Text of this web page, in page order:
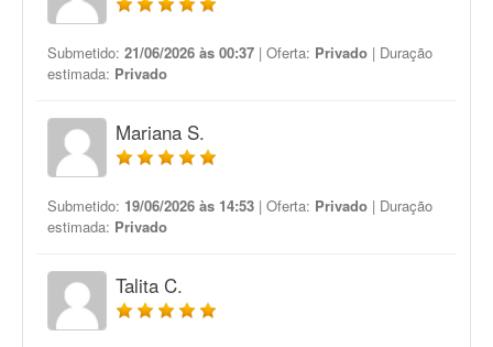
Submetido: 21/06/2026 às 00:37 | Oferta: Privado | Duração
estimada: Privado
Mariana S.
Submetido: 19/06/2026 às 14:53 | Oferta: Privado | Duração
estimada: Privado
Talita C.